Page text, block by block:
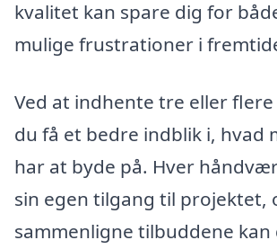
kvalitet kan spare dig for
mulige frustrationer i
Ved at indhente tre eller
du få et bedre indblik i, hvad
har at byde på. Hver
sin egen tilgang til projektet,
sammenligne tilbuddene